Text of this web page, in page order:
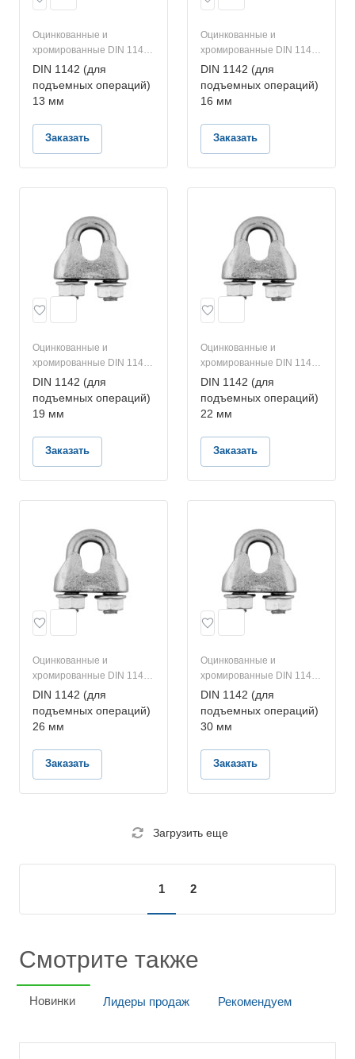
Оцинкованные и
хромированные DIN 1142
(для подъемных
DIN 1142 (для
подъемных операций)
13 мм
Заказать
Оцинкованные и
хромированные DIN 1142
(для подъемных
DIN 1142 (для
подъемных операций)
16 мм
Заказать
Оцинкованные и
хромированные DIN 1142
(для подъемных
DIN 1142 (для
подъемных операций)
19 мм
Заказать
Оцинкованные и
хромированные DIN 1142
(для подъемных
DIN 1142 (для
подъемных операций)
22 мм
Заказать
Оцинкованные и
хромированные DIN 1142
(для подъемных
DIN 1142 (для
подъемных операций)
26 мм
Заказать
Оцинкованные и
хромированные DIN 1142
(для подъемных
DIN 1142 (для
подъемных операций)
30 мм
Заказать
Загрузить еще
1 2
Смотрите также
Новинки Лидеры продаж Рекомендуем